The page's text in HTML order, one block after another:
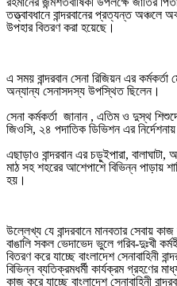
তত্ত্বাবধানে বান্দরবানের প্রত্যন্ত
উপহার বিতরণ করা হয়েছে।
এ সময় বান্দরবান সেনা রিজিয়ন এর
অন্যান্য সেনাসদস্য উপস্থিত ছিলেন।
সেনা কর্মকর্তা জানান , এতিম ও দুস্থ
জিওসি, ২৪ পদাতিক ডিভিশন এর
এছাড়াও বান্দরবান এর চড়ুইপারা,
মাঠ সহ শহরের আশেপাশে বিভিন্ন পাড়ায়
হয়।
উল্লেখ্য যে বান্দরবানে মানবতার সেবায়
বাঙালি সকল ভেদাভেদ ভুলে গরিব-দুঃখী
বিতরণ করে যাচ্ছে বাংলাদেশ সেনাবাহিনী
বিভিন্ন ব্যতিক্রমধর্মী কার্যক্রম গ্রহণের
কাজ করে যাচ্ছে বাংলাদেশ সেনাবাহিনী